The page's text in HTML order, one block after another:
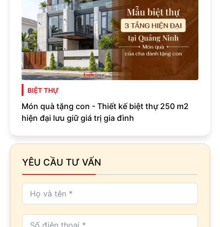
BIỆT THỰ
Món quà tặng con - Thiết kế biệt thự 250 m2
hiện đại lưu giữ giá trị gia đình
YÊU CẦU TƯ VẤN